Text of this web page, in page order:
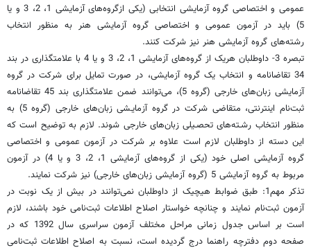
عمومی‌ و اختصاصی‌ گروه‌ آزمایشی‌ انتخابی‌ (یکی‌ ازگروه‌های‌ آزمایشی‌ 1، 2، 3 و یا
5) باید در آزمون‌ عمومی‌ و اختصاصی‌ گروه‌ آزمایشی‌ هنر به‌ منظور انتخاب‌
رشته‌های‌ گروه‌ آزمایشی‌ هنر نیز شرکت‌ کنند.
تبصره 3- داوطلبان‌ هریک‌ از گروه‌های‌ آزمایشی ‌1، 2، 3 و یا 4 با علامتگذاری در بند
34 تقاضانامه و انتخاب یک گروه آزمایشی، در صورت‌ تمایل‌ برای‌ شرکت‌ در گروه‌
آزمایشی‌ زبان‌های خارجی‌ (گروه‌ 5)، می‌توانند ضمن علامتگذاری‌ بند 45 تقاضانامه‌
ثبت‌نام اینترنتی‌، متقاضی‌ شرکت‌ در گروه‌ آزمایـشی‌ زبان‌های خارجی ‌(گروه‌ 5) به‌
منظور انتخاب‌ رشـته‌های‌ ‌تحصـیلی زبان‌های خارجی شوند. لازم‌ به‌ ‌توضیح‌ است‌ که‌
این دسته‌ از داوطلبان‌ لازم‌ است‌ علاوه‌ بر شرکت‌ در آزمون‌ عمومی‌ و اختصاصی‌
گروه‌ آزمایشی‌ اصلی‌ خود (یکی‌ از گروه‌های‌ آزمایشی‌ 1، 2، 3 و یا 4) در آزمون‌
مربوط به‌ گروه‌ آزمایشی‌ 5 (گروه‌ آزمایشی‌ زبان‌های خارجی‌) نیز شرکت‌ نمایند.
تذکر مهم1: طبق ضوابط هیچیک از داوطلبان نمی‌توانند در بیش از یک نوبت در
آزمون ثبت‌نام نمایند و چنانچه خواستار اصلاح اطلاعات ثبت‌نامی خود باشند، لازم
است بر اساس جدول زمانی مراحل مختلف آزمون سراسری سال 1392 که در
صفحه دوم دفترچه راهنما درج گردیده است، نسبت به اصلاح اطلاعات ثبت‌نامی